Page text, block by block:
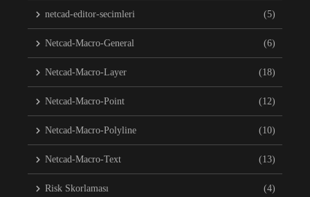
netcad-editor-secimleri (5)
Netcad-Macro-General (6)
Netcad-Macro-Layer (18)
Netcad-Macro-Point (12)
Netcad-Macro-Polyline (10)
Netcad-Macro-Text (13)
Risk Skorlaması (4)